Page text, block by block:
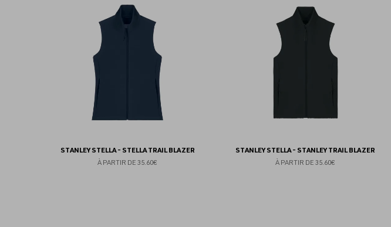
STANLEY STELLA - STELLA TRAIL BLAZER
À PARTIR DE 35.60€
STANLEY STELLA - STANLEY TRAIL BLAZER
À PARTIR DE 35.60€